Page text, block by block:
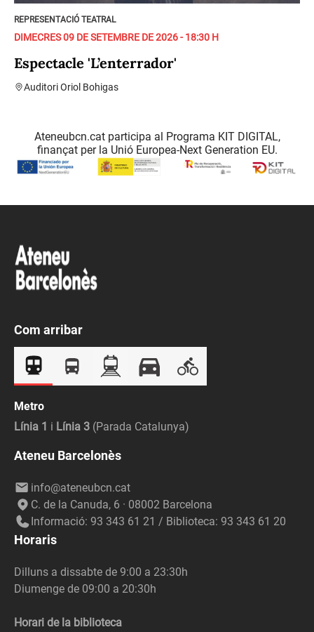
REPRESENTACIÓ TEATRAL
DIMECRES 09 DE SETEMBRE DE 2026 - 18:30 H
Espectacle 'L’enterrador'
Auditori Oriol Bohigas
Ateneubcn.cat participa al Programa KIT DIGITAL,
finançat per la Unió Europea-Next Generation EU.
Com arribar
Metro
Línia 1 i Línia 3 (Parada Catalunya)
Ateneu Barcelonès
info@ateneubcn.cat
C. de la Canuda, 6 · 08002 Barcelona
Informació: 93 343 61 21 / Biblioteca: 93 343 61 20
Horaris
Dilluns a dissabte de 9:00 a 23:30h
Diumenge de 09:00 a 20:30h
Horari de la biblioteca